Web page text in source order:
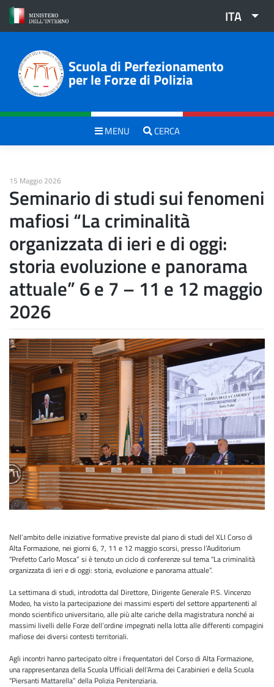
Skip
content
ITA
Scuola di Perfezionamento
per le Forze di Polizia
MENU CERCA
15 Maggio 2026
Seminario di studi sui fenomeni
mafiosi “La criminalità
organizzata di ieri e di oggi:
storia evoluzione e panorama
attuale” 6 e 7 – 11 e 12 maggio
2026
Nell’ambito delle iniziative formative previste dal piano di studi del XLI Corso di
Alta Formazione, nei giorni 6, 7, 11 e 12 maggio scorsi, presso l’Auditorium
“Prefetto Carlo Mosca” si è tenuto un ciclo di conferenze sul tema “La criminalità
organizzata di ieri e di oggi: storia, evoluzione e panorama attuale”.
La settimana di studi, introdotta dal Direttore, Dirigente Generale P.S. Vincenzo
Modeo, ha visto la partecipazione dei massimi esperti del settore appartenenti al
mondo scientifico universitario, alle più alte cariche della magistratura nonché ai
massimi livelli delle Forze dell’ordine impegnati nella lotta alle differenti compagini
mafiose dei diversi contesti territoriali.
Agli incontri hanno partecipato oltre i frequentatori del Corso di Alta Formazione,
una rappresentanza della Scuola Ufficiali dell’Arma dei Carabinieri e della Scuola
“Piersanti Mattarella” della Polizia Penitenziaria.